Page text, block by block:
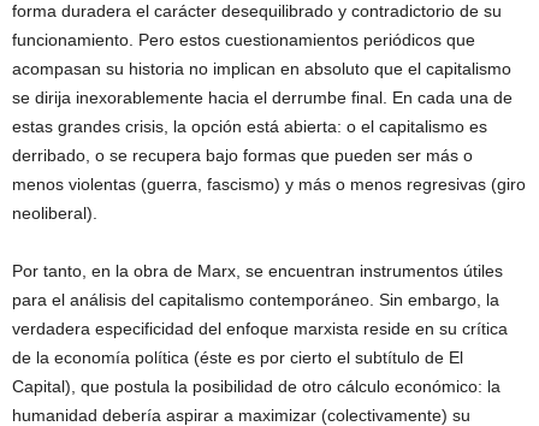
forma duradera el carácter desequilibrado y contradictorio de su
funcionamiento. Pero estos cuestionamientos periódicos que
acompasan su historia no implican en absoluto que el capitalismo
se dirija inexorablemente hacia el derrumbe final. En cada una de
estas grandes crisis, la opción está abierta: o el capitalismo es
derribado, o se recupera bajo formas que pueden ser más o
menos violentas (guerra, fascismo) y más o menos regresivas (giro
neoliberal).
Por tanto, en la obra de Marx, se encuentran instrumentos útiles
para el análisis del capitalismo contemporáneo. Sin embargo, la
verdadera especificidad del enfoque marxista reside en su crítica
de la economía política (éste es por cierto el subtítulo de El
Capital), que postula la posibilidad de otro cálculo económico: la
humanidad debería aspirar a maximizar (colectivamente) su